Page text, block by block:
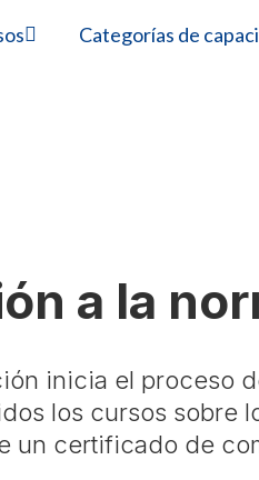
Categorías de
a la
inicia el proceso
los cursos sobre
un certificado de